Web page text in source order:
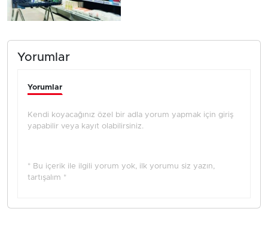
Yorumlar
Yorumlar
Kendi koyacağınız özel bir adla yorum yapmak için giriş
yapabilir veya kayıt olabilirsiniz.
* Bu içerik ile ilgili yorum yok, ilk yorumu siz yazın,
tartışalım *